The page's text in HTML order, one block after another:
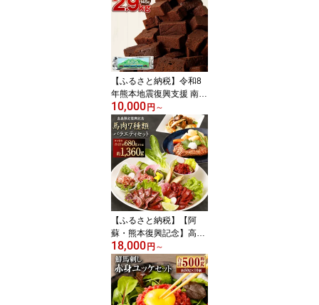
刺し 馬刺し 馬刺 熊本 国
産 馬肉 お肉 刺身 冷凍 真
空パック 小分け 送料無
【ふるさと納税】令和8
年熊本地震復興支援 南阿
蘇鉄道トロッコショコラ
選べる 容量 発送月 約87
0g～約2.9kg 1本約145g
6本/10本/20本 10000円
～ 25000円 1万円 ～2万
5000円 ガトーショコラ
濃厚 チョコレート チョ
コケーキ スイーツ 洋菓
子 お菓子 デザート おや
つ 阿蘇
10,000 円 ～
【ふるさと納税】【阿
蘇・熊本復興記念】高森
町限定 馬肉バラエティ7
種 合計680g / 1360g 選
べる 容量 (赤身ブロック
タタキ 桜うまトロ 線切
りユッケ フタエゴダイス
18,000 円 ～